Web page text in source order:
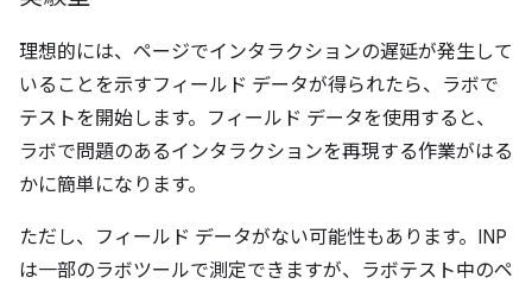
理想的には、ページでインタラクションの遅延が発生して
いることを示すフィールド データが得られたら、ラボで
テストを開始します。フィールド データを使用すると、
ラボで問題のあるインタラクションを再現する作業がはる
かに簡単になります。
ただし、フィールド データがない可能性もあります。INP
は一部のラボツールで測定できますが、ラボテスト中のペ